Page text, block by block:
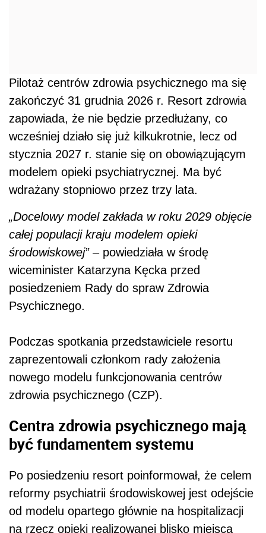
Pilotaż centrów zdrowia psychicznego ma się
zakończyć 31 grudnia 2026 r. Resort zdrowia
zapowiada, że nie będzie przedłużany, co
wcześniej działo się już kilkukrotnie, lecz od
stycznia 2027 r. stanie się on obowiązującym
modelem opieki psychiatrycznej. Ma być
wdrażany stopniowo przez trzy lata.
„Docelowy model zakłada w roku 2029 objęcie
całej populacji kraju modelem opieki
środowiskowej”– powiedziała w środę
wiceminister Katarzyna Kęcka przed
posiedzeniem Rady do spraw Zdrowia
Psychicznego.
Podczas spotkania przedstawiciele resortu
zaprezentowali członkom rady założenia
nowego modelu funkcjonowania centrów
zdrowia psychicznego (CZP).
Centra zdrowia psychicznego mają
być fundamentem systemu
Po posiedzeniu resort poinformował, że celem
reformy psychiatrii środowiskowej jest odejście
od modelu opartego głównie na hospitalizacji
na rzecz opieki realizowanej blisko miejsca